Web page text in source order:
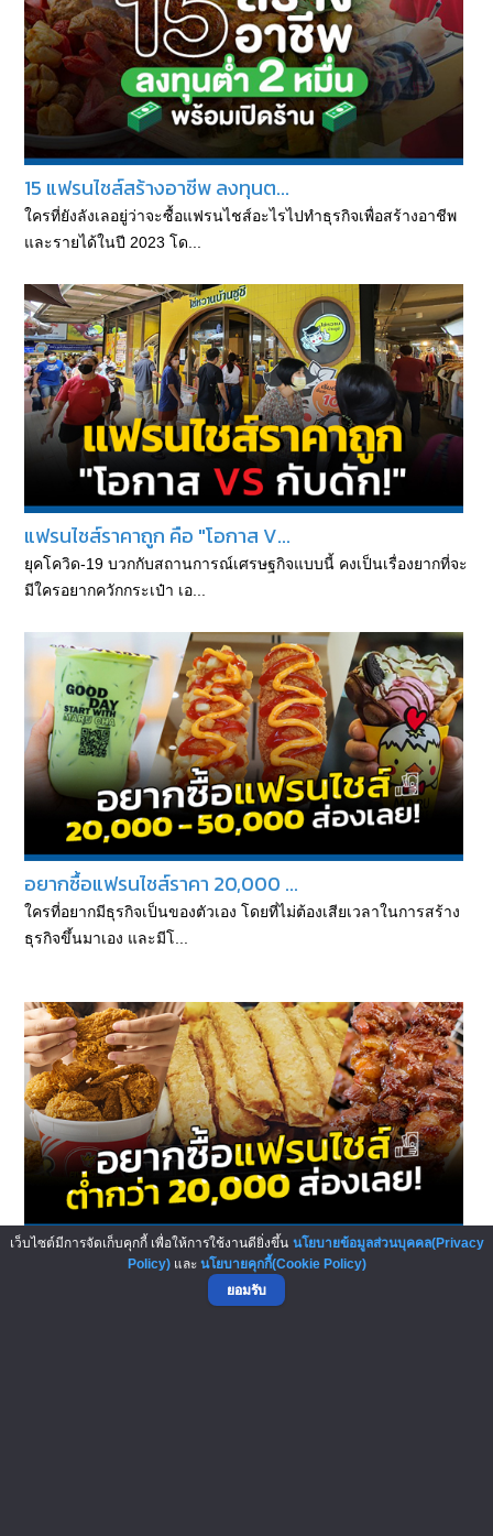
15 แฟรนไชส์สร้างอาชีพ ลงทุนต...
ใครที่ยังลังเลอยู่ว่าจะซื้อแฟรนไชส์อะไรไปทำธุรกิจเพื่อสร้างอาชีพ
และรายได้ในปี 2023 โด...
แฟรนไชส์ราคาถูก คือ "โอกาส V...
ยุคโควิด-19 บวกกับสถานการณ์เศรษฐกิจแบบนี้ คงเป็นเรื่องยากที่จะ
มีใครอยากควักกระเป๋า เอ...
อยากซื้อแฟรนไชส์ราคา 20,000 ...
ใครที่อยากมีธุรกิจเป็นของตัวเอง โดยที่ไม่ต้องเสียเวลาในการสร้าง
ธุรกิจขึ้นมาเอง และมีโ...
อยากซื้อแฟรนไชส์ต่ำกว่า 2 หม...
ใครที่คิดว่าตัวเองกำลังจะตกงาน ว่างงาน หรือคนที่อยากลาออกจาก
งานประจำมาทำธุรกิจของตัวเ...
เว็บไซต์มีการจัดเก็บคุกกี้ เพื่อให้การใช้งานดียิ่งขึ้น นโยบายข้อมูลส่วนบุคคล(Privacy
Policy)และ นโยบายคุกกี้(Cookie Policy)
ยอมรับ